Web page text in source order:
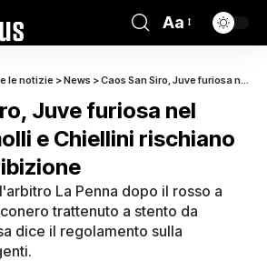
Aa
le notizie >News >Caos San Siro, Juve furiosa nel tunnel: Comolli e Chiellini rischiano una lunga inibizione
Juve furiosa nel
e Chiellini rischiano
La Penna dopo il rosso a
trattenuto a stento da
dice il regolamento sulla